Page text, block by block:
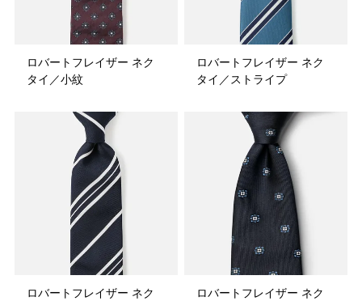
ロバートフレイザー ネク
タイ／小紋
ロバートフレイザー ネク
タイ／ストライプ
ロバートフレイザー ネク
ロバートフレイザー ネク